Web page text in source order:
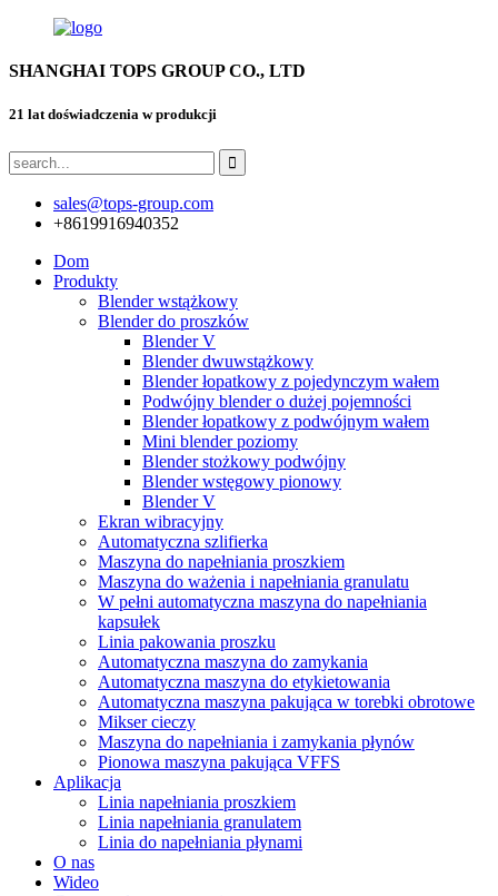
SHANGHAI TOPS GROUP CO., LTD
21 lat doświadczenia w produkcji
sales@tops-group.com
+8619916940352
Dom
Produkty
Blender wstążkowy
Blender do proszków
Blender V
Blender dwuwstążkowy
Blender łopatkowy z pojedynczym wałem
Podwójny blender o dużej pojemności
Blender łopatkowy z podwójnym wałem
Mini blender poziomy
Blender stożkowy podwójny
Blender wstęgowy pionowy
Blender V
Ekran wibracyjny
Automatyczna szlifierka
Maszyna do napełniania proszkiem
Maszyna do ważenia i napełniania granulatu
W pełni automatyczna maszyna do napełniania
kapsułek
Linia pakowania proszku
Automatyczna maszyna do zamykania
Automatyczna maszyna do etykietowania
Automatyczna maszyna pakująca w torebki obrotowe
Mikser cieczy
Maszyna do napełniania i zamykania płynów
Pionowa maszyna pakująca VFFS
Aplikacja
Linia napełniania proszkiem
Linia napełniania granulatem
Linia do napełniania płynami
O nas
Wideo